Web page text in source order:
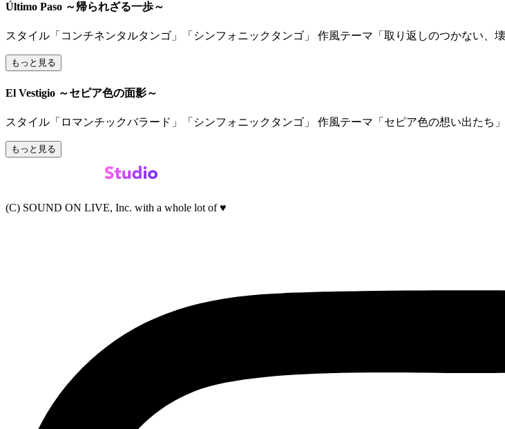
Último Paso ～帰られざる一歩～
スタイル「コンチネンタルタンゴ」「シンフォニックタンゴ」 作風テーマ「取り返しのつかない
もっと見る
El Vestigio ～セピア色の面影～
スタイル「ロマンチックバラード」「シンフォニックタンゴ」 作風テーマ「セピア色の想い出たち
もっと見る
(C) SOUND ON LIVE, Inc. with a whole lot of ♥